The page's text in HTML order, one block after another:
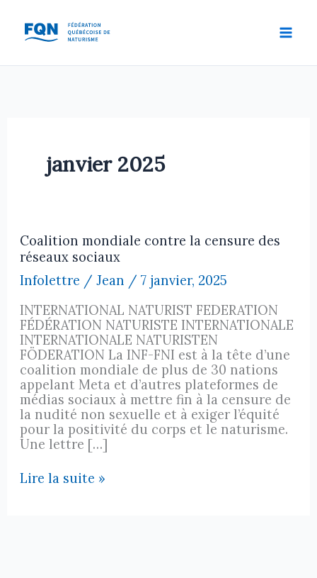
contenu
janvier 2025
Coalition mondiale contre la censure des
réseaux sociaux
Infolettre /Jean /7 janvier, 2025
INTERNATIONAL NATURIST FEDERATION
FÉDÉRATION NATURISTE INTERNATIONALE
INTERNATIONALE NATURISTEN
FÖDERATION La INF-FNI est à la tête d’une
coalition mondiale de plus de 30 nations
appelant Meta et d’autres plateformes de
médias sociaux à mettre fin à la censure de
la nudité non sexuelle et à exiger l’équité
pour la positivité du corps et le naturisme.
Une lettre […]
Coalition
Lire la suite »